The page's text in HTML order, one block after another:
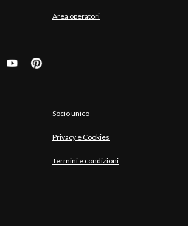
Area operatori
Socio unico
Privacy e Cookies
Termini e condizioni